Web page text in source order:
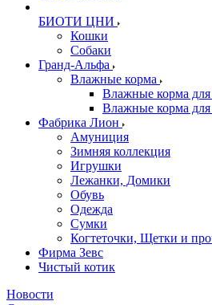
БИОТИ ЦНИ
Кошки
Собаки
Гранд-Альфа
Влажные корма
Влажные корма
Влажные корма
Фабрика Лион
Амуниция
Зимняя коллекция
Игрушки
Лежанки, Домики
Обувь
Одежда
Сумки
Когтеточки, Щетки и
Фирма Зевс
Чистый котик
Новости